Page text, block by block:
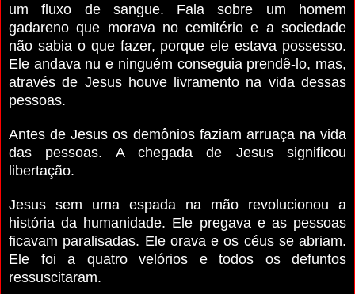
um fluxo de sangue. Fala sobre um homem
gadareno que morava no cemitério e a sociedade
não sabia o que fazer, porque ele estava possesso.
Ele andava nu e ninguém conseguia prendê-lo, mas,
através de Jesus houve livramento na vida dessas
pessoas.
Antes de Jesus os demônios faziam arruaça na vida
das pessoas. A chegada de Jesus significou
libertação.
Jesus sem uma espada na mão revolucionou a
história da humanidade. Ele pregava e as pessoas
ficavam paralisadas. Ele orava e os céus se abriam.
Ele foi a quatro velórios e todos os defuntos
ressuscitaram.